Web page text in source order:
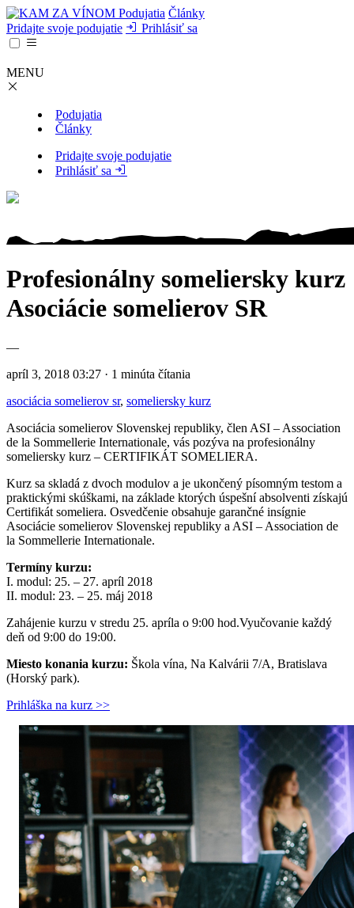
Podujatia Články
Pridajte svoje podujatie
Prihlásiť sa
MENU
Podujatia
Články
Pridajte svoje podujatie
Prihlásiť sa
Profesionálny someliersky kurz
Asociácie somelierov SR
—
apríl 3, 2018 03:27 · 1 minúta čítania
asociácia somelierov sr, someliersky kurz
Asociácia somelierov Slovenskej republiky, člen ASI – Association
de la Sommellerie Internationale, vás pozýva na profesionálny
someliersky kurz – CERTIFIKÁT SOMELIERA.
Kurz sa skladá z dvoch modulov a je ukončený písomným testom a
praktickými skúškami, na základe ktorých úspešní absolventi získajú
Certifikát someliera. Osvedčenie obsahuje garančné insígnie
Asociácie somelierov Slovenskej republiky a ASI – Association de
la Sommellerie Internationale.
Termíny kurzu:
I. modul: 25. – 27. apríl 2018
II. modul: 23. – 25. máj 2018
Zahájenie kurzu v stredu 25. apríla o 9:00 hod.Vyučovanie každý
deň od 9:00 do 19:00.
Miesto konania kurzu: Škola vína, Na Kalvárii 7/A, Bratislava
(Horský park).
Prihláška na kurz >>